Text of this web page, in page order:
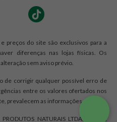
preços do site são exclusivos para a
diferenças nas lojas físicas. Os
sem aviso prévio.
de corrigir qualquer possível erro de
entre os valores ofertados nos
prevalecem as informações do site.
NATURAIS LTDA. | CNPJ: